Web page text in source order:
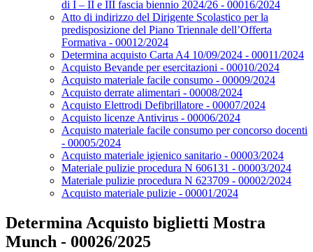
di I – II e III fascia biennio 2024/26 - 00016/2024
Atto di indirizzo del Dirigente Scolastico per la
predisposizione del Piano Triennale dell’Offerta
Formativa - 00012/2024
Determina acquisto Carta A4 10/09/2024 - 00011/2024
Acquisto Bevande per esercitazioni - 00010/2024
Acquisto materiale facile consumo - 00009/2024
Acquisto derrate alimentari - 00008/2024
Acquisto Elettrodi Defibrillatore - 00007/2024
Acquisto licenze Antivirus - 00006/2024
Acquisto materiale facile consumo per concorso docenti
- 00005/2024
Acquisto materiale igienico sanitario - 00003/2024
Materiale pulizie procedura N 606131 - 00003/2024
Materiale pulizie procedura N 623709 - 00002/2024
Acquisto materiale pulizie - 00001/2024
Determina Acquisto biglietti Mostra
Munch - 00026/2025